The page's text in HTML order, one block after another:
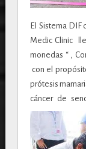
El Sistema DIF
Medic Clinic
monedas “ ,
con el
prótesis
cáncer de